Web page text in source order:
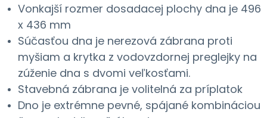
Vonkajší rozmer dosadacej plochy dna je 496
x 436 mm
Súčasťou dna je nerezová zábrana proti
myšiam a krytka z vodovzdornej preglejky na
zúženie dna s dvomi veľkosťami.
Stavebná zábrana je volitelná za príplatok
Dno je extrémne pevné, spájané kombináciou